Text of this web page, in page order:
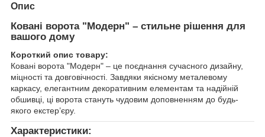
Опис
Ковані ворота "Модерн" – стильне рішення для
вашого дому
Короткий опис товару:
Ковані ворота "Модерн" – це поєднання сучасного дизайну,
міцності та довговічності. Завдяки якісному металевому
каркасу, елегантним декоративним елементам та надійній
обшивці, ці ворота стануть чудовим доповненням до будь-
якого екстер’єру.
Характеристики: